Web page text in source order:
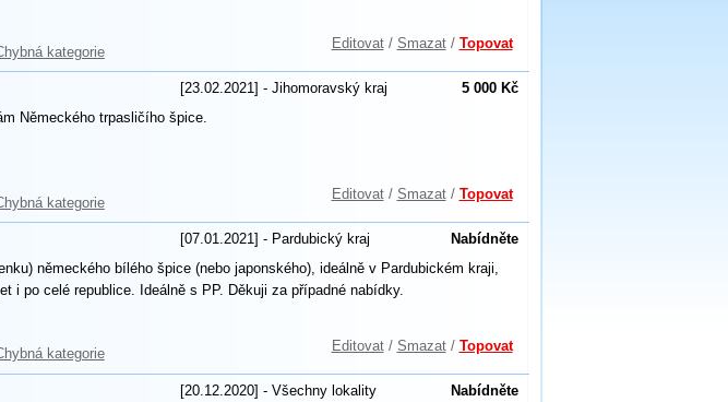
kategorie Editovat/ Smazat/ Topovat
[23.02.2021] - Jihomoravský kraj
5 000 Kč
Německého trpasličího špice.
kategorie Editovat/ Smazat/ Topovat
[07.01.2021] - Pardubický kraj
Nabídněte
německého bílého špice (nebo japonského), ideálně v Pardubickém kraji,
i po celé republice. Ideálně s PP. Děkuji za případné nabídky.
kategorie Editovat/ Smazat/ Topovat
[20.12.2020] - Všechny lokality
Nabídněte